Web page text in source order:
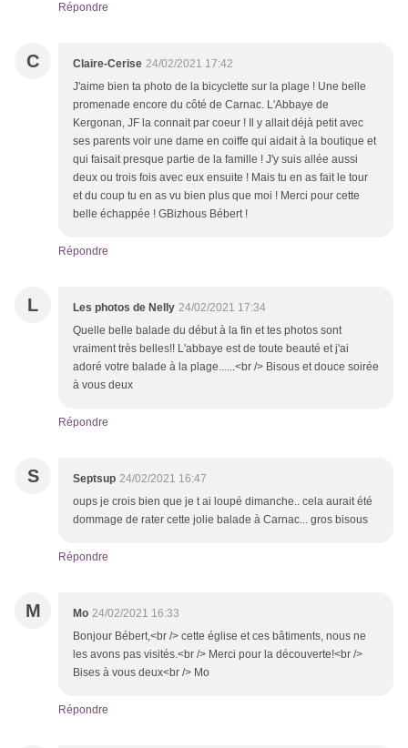
Répondre
C Claire-Cerise 24/02/2021 17:42
J'aime bien ta photo de la bicyclette sur la plage ! Une belle
promenade encore du côté de Carnac. L'Abbaye de
Kergonan, JF la connait par coeur ! Il y allait déjà petit avec
ses parents voir une dame en coiffe qui aidait à la boutique et
qui faisait presque partie de la famille ! J'y suis allée aussi
deux ou trois fois avec eux ensuite ! Mais tu en as fait le tour
et du coup tu en as vu bien plus que moi ! Merci pour cette
belle échappée ! GBizhous Bébert !
Répondre
L Les photos de Nelly 24/02/2021 17:34
Quelle belle balade du début à la fin et tes photos sont
vraiment très belles!! L'abbaye est de toute beauté et j'ai
adoré votre balade à la plage......<br /> Bisous et douce soirée
à vous deux
Répondre
S Septsup 24/02/2021 16:47
oups je crois bien que je t ai loupé dimanche.. cela aurait été
dommage de rater cette jolie balade à Carnac... gros bisous
Répondre
M Mo 24/02/2021 16:33
Bonjour Bébert,<br /> cette église et ces bâtiments, nous ne
les avons pas visités.<br /> Merci pour la découverte!<br />
Bises à vous deux<br /> Mo
Répondre